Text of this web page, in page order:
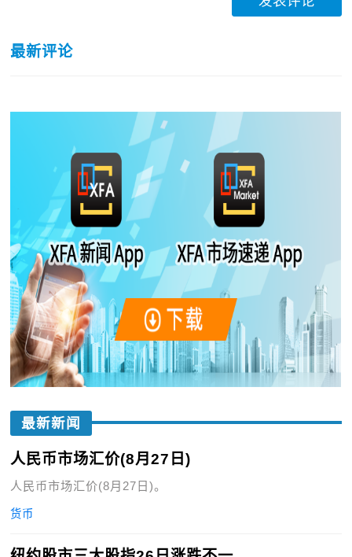
最新评论
最新新闻
人民币市场汇价(8月27日)
人民币市场汇价(8月27日)。
货币